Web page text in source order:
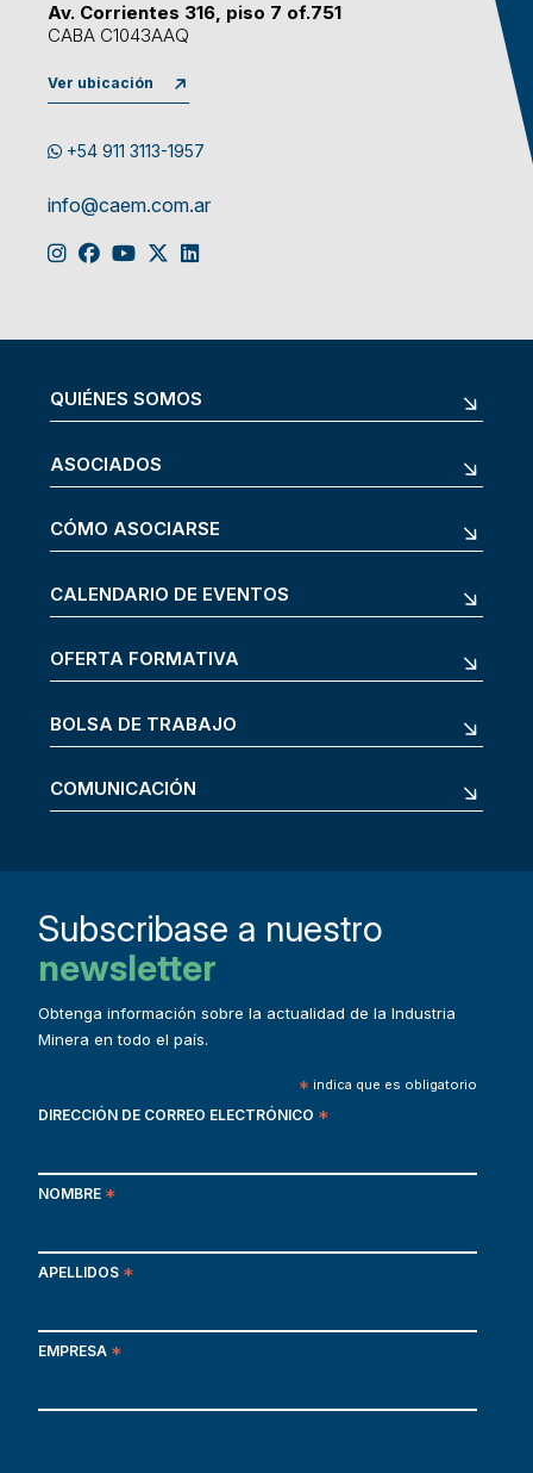
Av. Corrientes 316, piso 7 of.751
CABA C1043AAQ
Ver ubicación
+54 911 3113-1957
info@caem.com.ar
QUIÉNES SOMOS
ASOCIADOS
CÓMO ASOCIARSE
CALENDARIO DE EVENTOS
OFERTA FORMATIVA
BOLSA DE TRABAJO
COMUNICACIÓN
Subscribase a nuestro
newsletter
Obtenga información sobre la actualidad de la Industria
Minera en todo el país.
* indica que es obligatorio
DIRECCIÓN DE CORREO ELECTRÓNICO *
NOMBRE *
APELLIDOS *
EMPRESA *